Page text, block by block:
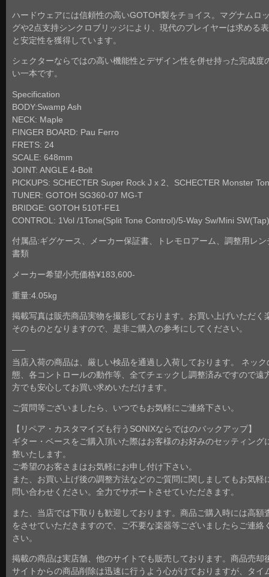
ハードウェアには信頼性の高いGOTOH製をチョイス。マグナムロ
グや2点支持シンクロブリッジにより、現代のプレイヤーは求める
と安定性を獲得しています。
シェクターならではの高い機能性とデザイン性を併せ持った完成度
い一本です。
Specification
BODY:Swamp Ash
NECK: Maple
FINGER BOARD: Pau Ferro
FRETS: 24
SCALE: 648mm
JOINT: ANGLE 4-Bolt
PICKUPS: SCHECTER Super Rock J x 2、SCHECTER Monster
TUNER: GOTOH SG360-07 MG-T
BRIDGE: GOTOH 510T-FE1
CONTROL: 1Vol /1Tone(Split Tone Control)/5-Way Sw/Mini SW(Tap)
付属品:ギグケース、メーカー保証書、トレモロアーム、調整用レン
書類
メーカー希望小売価格¥183,600-
重量:4.05kg
掲載写真は販売商品実物を撮影しております。お買い上げいただく
そのものとなりますので、是非ご購入の参考にしてください。
—–
当店入荷の商品は、厳しい検品を通過し入荷しております。 ネック
態、各コントロールの動作等、全てチェックし調整済みですので遠
方でも安心してお買い求めいただけます。
ご質問等ございましたら、いつでもお気軽にご連絡下さい。
【リペア・カスタマイズも行うSONIXならではのバックアップ】
ギター・ベースをご購入頂いた際はお客様のお好みのセッティング
整いたします。
ご希望のお客さまはお気軽にお申し付け下さい。
また、お買い上げ後の調整方法などのご質問に関しましてもお気軽
問い合わせください。全力でサポートさせていただきます。
また、当店では下取りも歓迎しております。商品ご購入時には高額
をさせていただきますので、ご不要な楽器等ございましたらご連絡
さい。
掲載の商品は実店舗、他のサイトでも販売しております。商品売却
サイトからの商品削除は迅速に行うよう心がけておりますが、タイ